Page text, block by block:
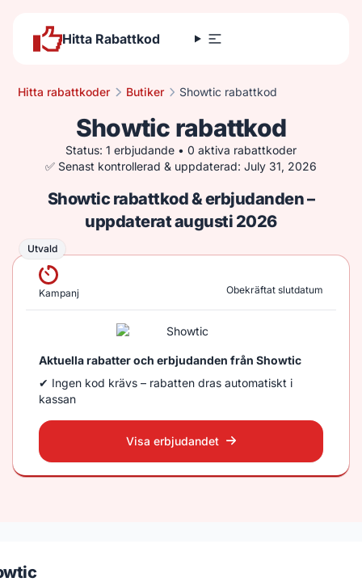
Hitta Rabattkod
Hitta rabattkoder Butiker Showtic rabattkod
Showtic rabattkod
Status: 1 erbjudande • 0 aktiva rabattkoder
✅ Senast kontrollerad & uppdaterad: July 31, 2026
Showtic rabattkod & erbjudanden –
uppdaterat augusti 2026
Utvald
Utvald
Kampanj Obekräftat slutdatum
Aktuella rabatter och erbjudanden från Showtic
✔ Ingen kod krävs – rabatten dras automatiskt i
kassan
Visa erbjudandet